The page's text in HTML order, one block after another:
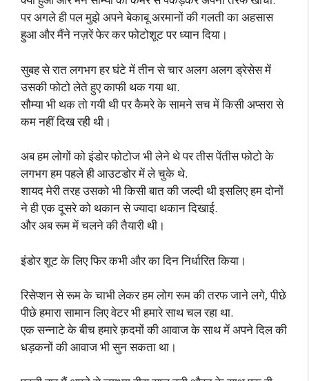
पर अगले ही पल मुझे अपने बेकाबू अरमानों की गलती का अहसास
हुआ और मैंने नज़रें फेर कर फोटोशूट पर ध्यान दिया।
सुबह से रात लगभग हर घंटे में तीन से चार अलग अलग ड्रेसेस में
उसकी फोटो लेते हुए काफी थक गया था.
सौम्या भी थक तो गयी थी पर कैमरे के सामने सच में किसी अप्सरा से
कम नहीं दिख रही थी।
अब हम लोगों को इंडोर फोटोज भी लेने थे पर तीस पेंतीस फोटो के
लगभग हम पहले ही आउटडोर में ले चुके थे.
शायद मेरी तरह उसको भी किसी बात की जल्दी थी इसलिए हम दोनों
ने ही एक दूसरे को थकान से ज्यादा थकान दिखाई.
और अब रूम में चलने की तैयारी थी।
इंडोर शूट के लिए फिर कभी और का दिन निर्धारित किया।
रिसेप्शन से रूम के चाभी लेकर हम लोग रूम की तरफ जाने लगे, पीछे
पीछे हमारा सामान लिए वेटर भी हमारे साथ चल रहा था.
एक सन्नाटे के बीच हमारे क़दमों की आवाज के साथ में अपने दिल की
धड़कनों की आवाज भी सुन सकता था।